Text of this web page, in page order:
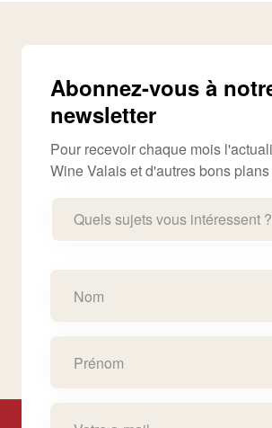
Abonnez-vous à
newsletter
Pour recevoir chaque mois
Wine Valais et d'autres bons plans
Quels sujets vous intéressent ?